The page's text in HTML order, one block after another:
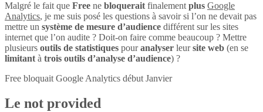
Malgré le fait que Free ne bloqueraitfinalementplus Google
Analytics, je me suis posé les questions à savoir si l’on ne devait pas
mettre un système de mesure d’audience différent sur les sites
internet que l’on audite ? Doit-on faire comme beaucoup ? Mettre
plusieurs outils de statistiques pouranalyser leursite web (en se
limitantà trois outils d’analyse d’audience) ?
Free bloquait Google Analytics début Janvier
Le not provided